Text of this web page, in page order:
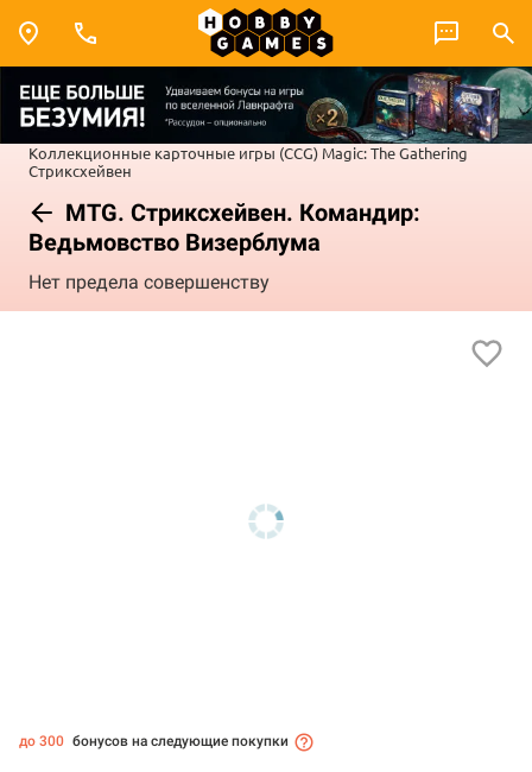
Коллекционные карточные игры (CCG) Magic: The Gathering
Стриксхейвен
MTG. Стриксхейвен. Командир:
Ведьмовство Визерблума
Нет предела совершенству
до 300 бонусов на следующие покупки